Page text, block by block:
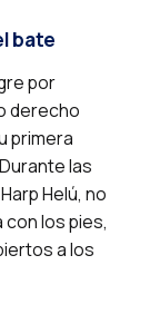
bate
por
derecho
primera
las
Helú, no
los pies,
a los